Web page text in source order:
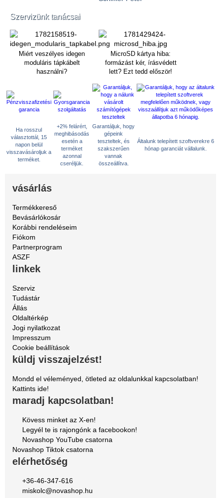
Szervizünk tanácsai
Miért veszélyes idegen
moduláris tápkábelt
használni?
MicroSD kártya hiba:
formázást kér, írásvédett
lett? Ezt tedd először!
Ha rosszul
választottál, 15
napon belül
visszavásároljuk a
terméket.
+2% felárért,
meghibásodás
esetén a
terméket
azonnal
cseréljük.
Garantáljuk, hogy
gépeink
teszteltek, és
szakszerűen
vannak
összeállítva.
Általunk telepített szoftverekre 6
hónap garanciát vállalunk.
vásárlás
Termékkereső
Bevásárlókosár
Korábbi rendeléseim
Fiókom
Partnerprogram
ASZF
linkek
Szerviz
Tudástár
Állás
Oldaltérkép
Jogi nyilatkozat
Impresszum
Cookie beállítások
küldj visszajelzést!
Mondd el véleményed, ötleted az oldalunkkal kapcsolatban!
Kattints ide!
maradj kapcsolatban!
Kövess minket az X-en!
Legyél te is rajongónk a facebookon!
Novashop YouTube csatorna
Novashop Tiktok csatorna
elérhetőség
+36-46-347-616
miskolc@novashop.hu